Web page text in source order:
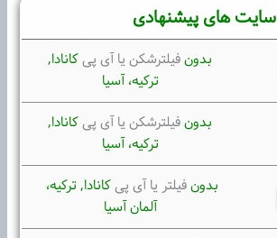
سایت های پیشنهادی
بدونفیلترشکن یا آی پیکانادا,
ترکیه، آسیا
بدونفیلترشکن یا آی پیکانادا,
ترکیه، آسیا
بدونفیلتر یا آی پیکانادا, ترکیه،
آلمان آسیا